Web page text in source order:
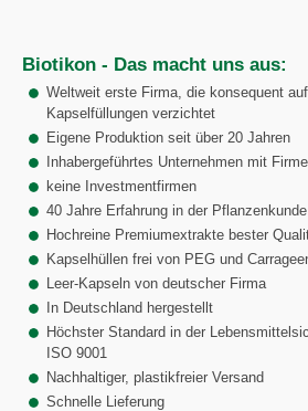
Biotikon - Das macht uns aus:
Weltweit erste Firma, die konsequent
Kapselfüllungen verzichtet
Eigene Produktion seit über 20 Jahren
Inhabergeführtes Unternehmen mit
keine Investmentfirmen
40 Jahre Erfahrung in der Pflanzenkunde
Hochreine Premiumextrakte bester
Kapselhüllen frei von PEG und
Leer-Kapseln von deutscher Firma
In Deutschland hergestellt
Höchster Standard in der
ISO 9001
Nachhaltiger, plastikfreier Versand
Schnelle Lieferung